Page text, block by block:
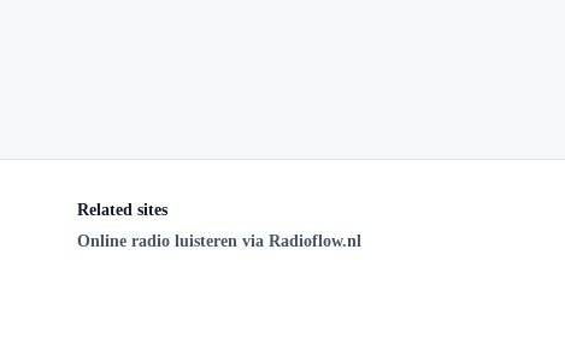
Related sites
Online radio luisteren via Radioflow.nl